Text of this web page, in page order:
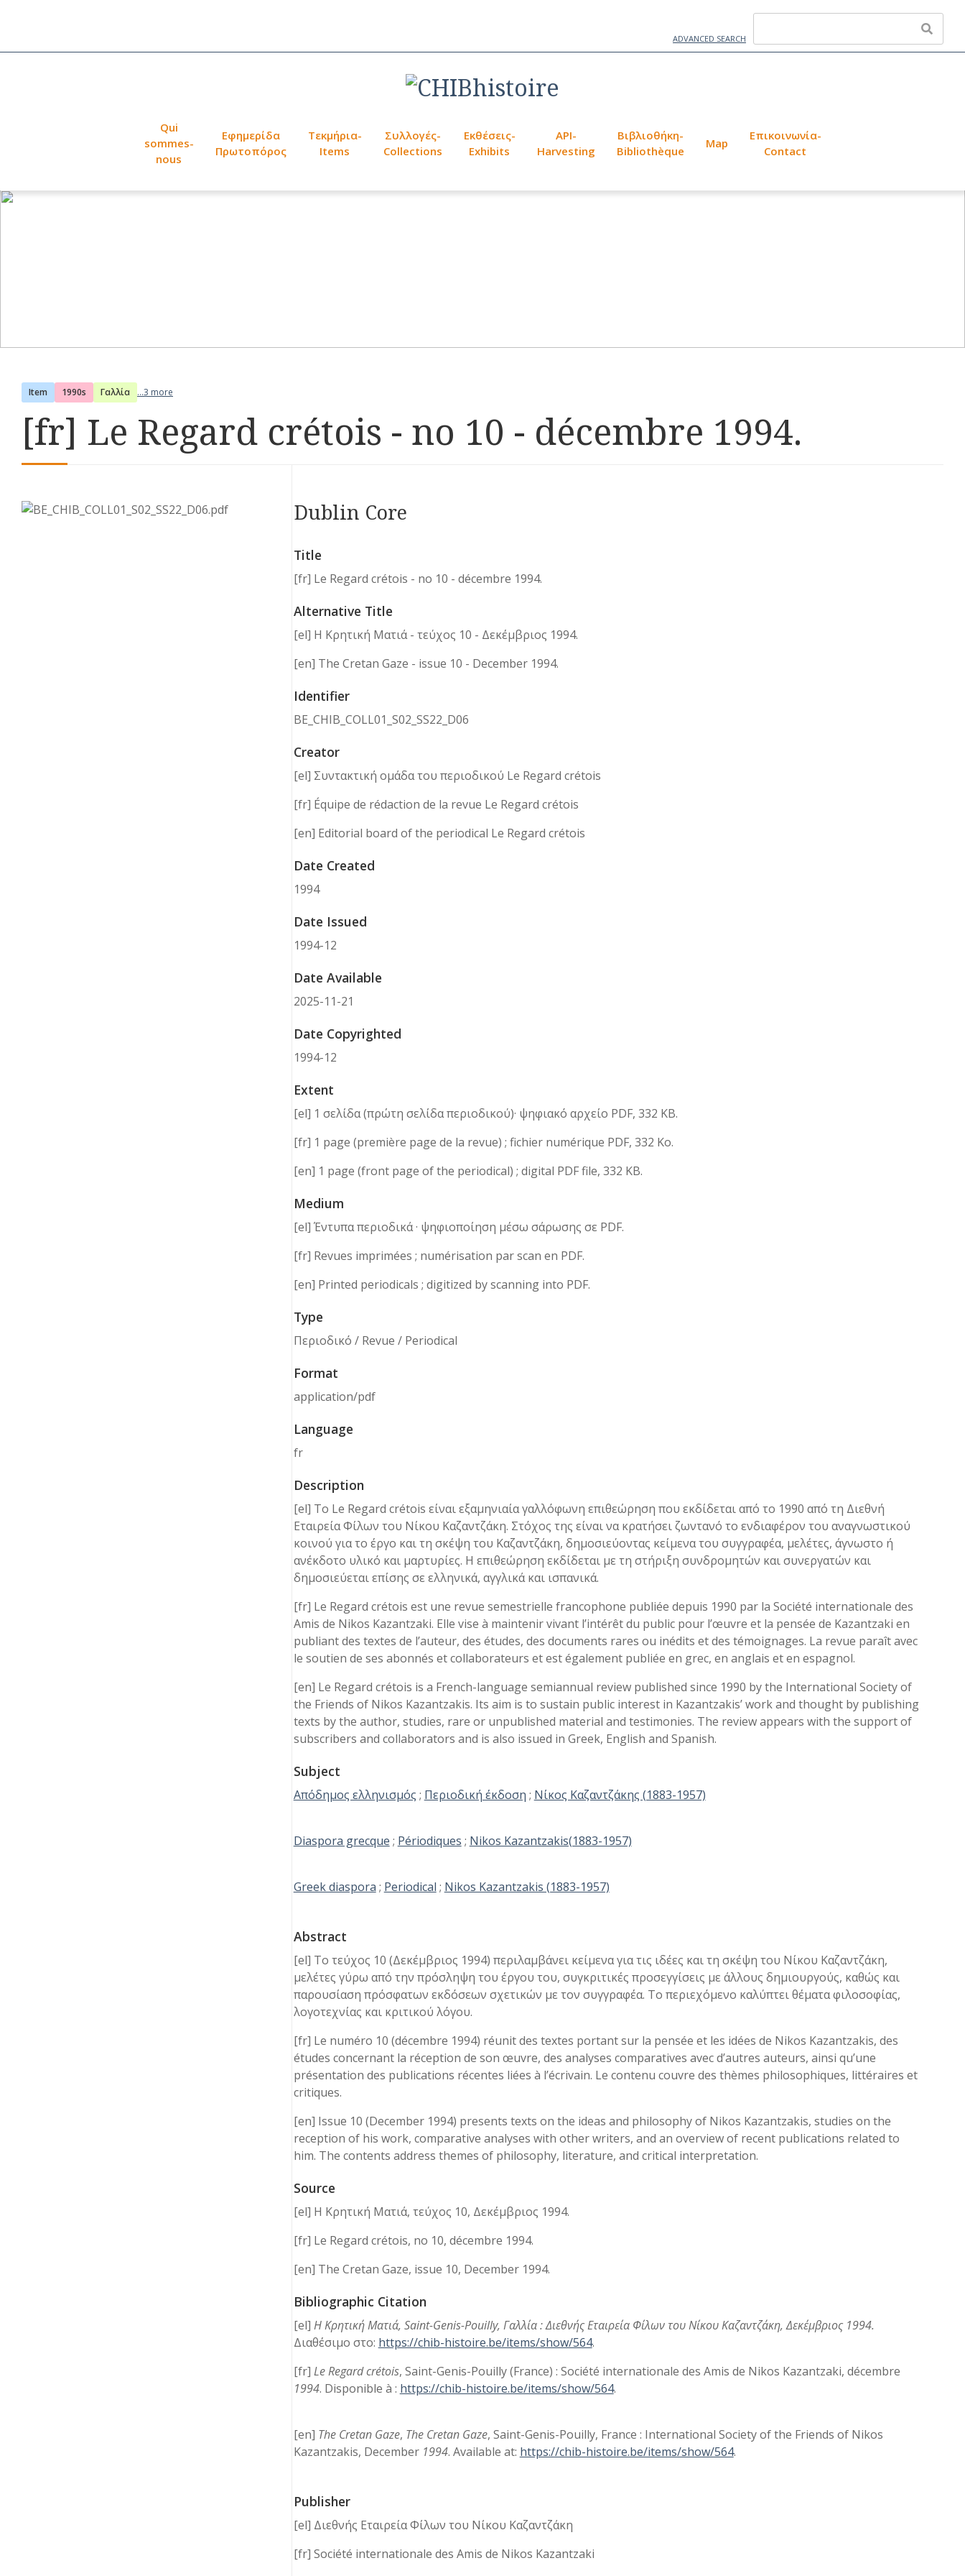
ADVANCED SEARCH
Qui
sommes-
nous
Εφημερίδα
Πρωτοπόρος
Τεκμήρια-
Items
Συλλογές-
Collections
Εκθέσεις-
Exhibits
API-
Harvesting
Βιβλιοθήκη-
Bibliothèque
Map
Επικοινωνία-
Contact
Item 1990s Γαλλία ...3 more
[fr] Le Regard crétois - no 10 - décembre 1994.
Dublin Core
Title
[fr] Le Regard crétois - no 10 - décembre 1994.
Alternative Title
[el] Η Κρητική Ματιά - τεύχος 10 - Δεκέμβριος 1994.
[en] The Cretan Gaze - issue 10 - December 1994.
Identifier
BE_CHIB_COLL01_S02_SS22_D06
Creator
[el] Συντακτική ομάδα του περιοδικού Le Regard crétois
[fr] Équipe de rédaction de la revue Le Regard crétois
[en] Editorial board of the periodical Le Regard crétois
Date Created
1994
Date Issued
1994-12
Date Available
2025-11-21
Date Copyrighted
1994-12
Extent
[el] 1 σελίδα (πρώτη σελίδα περιοδικού)· ψηφιακό αρχείο PDF, 332 KB.
[fr] 1 page (première page de la revue) ; fichier numérique PDF, 332 Ko.
[en] 1 page (front page of the periodical) ; digital PDF file, 332 KB.
Medium
[el] Έντυπα περιοδικά · ψηφιοποίηση μέσω σάρωσης σε PDF.
[fr] Revues imprimées ; numérisation par scan en PDF.
[en] Printed periodicals ; digitized by scanning into PDF.
Type
Περιοδικό / Revue / Periodical
Format
application/pdf
Language
fr
Description
[el] Το Le Regard crétois είναι εξαμηνιαία γαλλόφωνη επιθεώρηση που εκδίδεται από το 1990 από τη Διεθνή
Εταιρεία Φίλων του Νίκου Καζαντζάκη. Στόχος της είναι να κρατήσει ζωντανό το ενδιαφέρον του αναγνωστικού
κοινού για το έργο και τη σκέψη του Καζαντζάκη, δημοσιεύοντας κείμενα του συγγραφέα, μελέτες, άγνωστο ή
ανέκδοτο υλικό και μαρτυρίες. Η επιθεώρηση εκδίδεται με τη στήριξη συνδρομητών και συνεργατών και
δημοσιεύεται επίσης σε ελληνικά, αγγλικά και ισπανικά.
[fr] Le Regard crétois est une revue semestrielle francophone publiée depuis 1990 par la Société internationale des
Amis de Nikos Kazantzaki. Elle vise à maintenir vivant l’intérêt du public pour l’œuvre et la pensée de Kazantzaki en
publiant des textes de l’auteur, des études, des documents rares ou inédits et des témoignages. La revue paraît avec
le soutien de ses abonnés et collaborateurs et est également publiée en grec, en anglais et en espagnol.
[en] Le Regard crétois is a French-language semiannual review published since 1990 by the International Society of
the Friends of Nikos Kazantzakis. Its aim is to sustain public interest in Kazantzakis’ work and thought by publishing
texts by the author, studies, rare or unpublished material and testimonies. The review appears with the support of
subscribers and collaborators and is also issued in Greek, English and Spanish.
Subject
Απόδημος ελληνισμός ; Περιοδική έκδοση ; Νίκος Καζαντζάκης (1883-1957)
Diaspora grecque ; Périodiques ; Nikos Kazantzakis(1883-1957)
Greek diaspora ; Periodical ; Nikos Kazantzakis (1883-1957)
Abstract
[el] Το τεύχος 10 (Δεκέμβριος 1994) περιλαμβάνει κείμενα για τις ιδέες και τη σκέψη του Νίκου Καζαντζάκη,
μελέτες γύρω από την πρόσληψη του έργου του, συγκριτικές προσεγγίσεις με άλλους δημιουργούς, καθώς και
παρουσίαση πρόσφατων εκδόσεων σχετικών με τον συγγραφέα. Το περιεχόμενο καλύπτει θέματα φιλοσοφίας,
λογοτεχνίας και κριτικού λόγου.
[fr] Le numéro 10 (décembre 1994) réunit des textes portant sur la pensée et les idées de Nikos Kazantzakis, des
études concernant la réception de son œuvre, des analyses comparatives avec d’autres auteurs, ainsi qu’une
présentation des publications récentes liées à l’écrivain. Le contenu couvre des thèmes philosophiques, littéraires et
critiques.
[en] Issue 10 (December 1994) presents texts on the ideas and philosophy of Nikos Kazantzakis, studies on the
reception of his work, comparative analyses with other writers, and an overview of recent publications related to
him. The contents address themes of philosophy, literature, and critical interpretation.
Source
[el] Η Κρητική Ματιά, τεύχος 10, Δεκέμβριος 1994.
[fr] Le Regard crétois, no 10, décembre 1994.
[en] The Cretan Gaze, issue 10, December 1994.
Bibliographic Citation
[el] Η Κρητική Ματιά, Saint-Genis-Pouilly, Γαλλία : Διεθνής Εταιρεία Φίλων του Νίκου Καζαντζάκη, Δεκέμβριος 1994.
Διαθέσιμο στο: https://chib-histoire.be/items/show/564.
[fr] Le Regard crétois, Saint-Genis-Pouilly (France) : Société internationale des Amis de Nikos Kazantzaki, décembre
1994. Disponible à : https://chib-histoire.be/items/show/564.
[en] The Cretan Gaze, The Cretan Gaze, Saint-Genis-Pouilly, France : International Society of the Friends of Nikos
Kazantzakis, December 1994. Available at: https://chib-histoire.be/items/show/564.
Publisher
[el] Διεθνής Εταιρεία Φίλων του Νίκου Καζαντζάκη
[fr] Société internationale des Amis de Nikos Kazantzaki